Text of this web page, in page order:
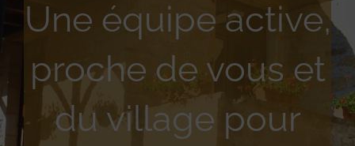
Une équipe active,
proche de vous et
du village pour